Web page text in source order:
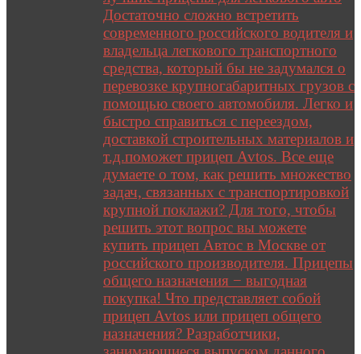
Достаточно сложно встретить
современного российского водителя и
владельца легкового транспортного
средства, который бы не задумался о
перевозке крупногабаритных грузов с
помощью своего автомобиля. Легко и
быстро справиться с переездом,
доставкой строительных материалов и
т.д.поможет прицеп Avtos. Все еще
думаете о том, как решить множество
задач, связанных с транспортировкой
крупной поклажи? Для того, чтобы
решить этот вопрос вы можете
купить прицеп Автос в Москве от
российского производителя. Прицепы
общего назначения − выгодная
покупка! Что представляет собой
прицеп Avtos или прицеп общего
назначения? Разработчики,